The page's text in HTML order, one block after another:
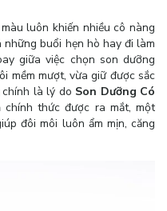
luôn khiến nhiều cô nàng
buổi hẹn hò hay đi làm
giữa việc chọn son dưỡng
mềm mượt, vừa giữ được sắc
là lý do Son Dưỡng Có
chính thức được ra mắt, một
đôi môi luôn ẩm mịn, căng